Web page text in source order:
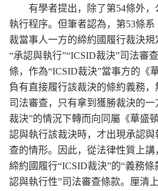
有學者提出，除了第54條外
執行程序。但筆者認為，第53條
裁當事人一方的締約國履行裁決
“承認與執行”“ICSID裁決”司法審
條，作為“ICSID裁決”當事方的《
負有直接履行該裁決的條約義務，
司法審查，只有拿到獲勝裁決的
裁決”的情況下轉而向同屬《華盛
認與執行該裁決時，才出現承認與
查的情形。因此，從法律性質上
締約國履行“ICSID裁決”的“義務條
認與執行性”司法審查條款。厘清